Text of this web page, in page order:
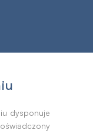
dysponuje